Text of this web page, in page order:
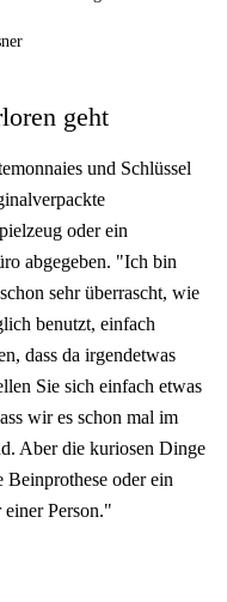
geht
und Schlüssel
oder ein
abgegeben. "Ich bin
sehr überrascht, wie
benutzt, einfach
dass da irgendetwas
Sie sich einfach etwas
wir es schon mal im
Aber die kuriosen Dinge
oder ein
Person."